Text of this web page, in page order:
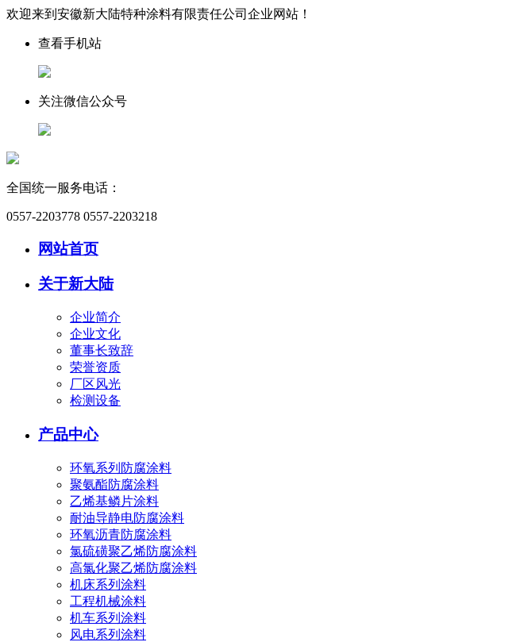
欢迎来到安徽新大陆特种涂料有限责任公司企业网站！
查看手机站
关注微信公众号
全国统一服务电话：
0557-2203778 0557-2203218
网站首页
关于新大陆
企业简介
企业文化
董事长致辞
荣誉资质
厂区风光
检测设备
产品中心
环氧系列防腐涂料
聚氨酯防腐涂料
乙烯基鳞片涂料
耐油导静电防腐涂料
环氧沥青防腐涂料
氯硫磺聚乙烯防腐涂料
高氯化聚乙烯防腐涂料
机床系列涂料
工程机械涂料
机车系列涂料
风电系列涂料